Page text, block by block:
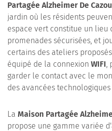
Partagée Alzheimer De
jardin où les résidents
espace vert constitue un lieu
promenades sécurisées, et
certains des ateliers
équipé de la connexion WIFI,
garder le contact avec le
des avancées
La Maison Partagée
propose une gamme variée